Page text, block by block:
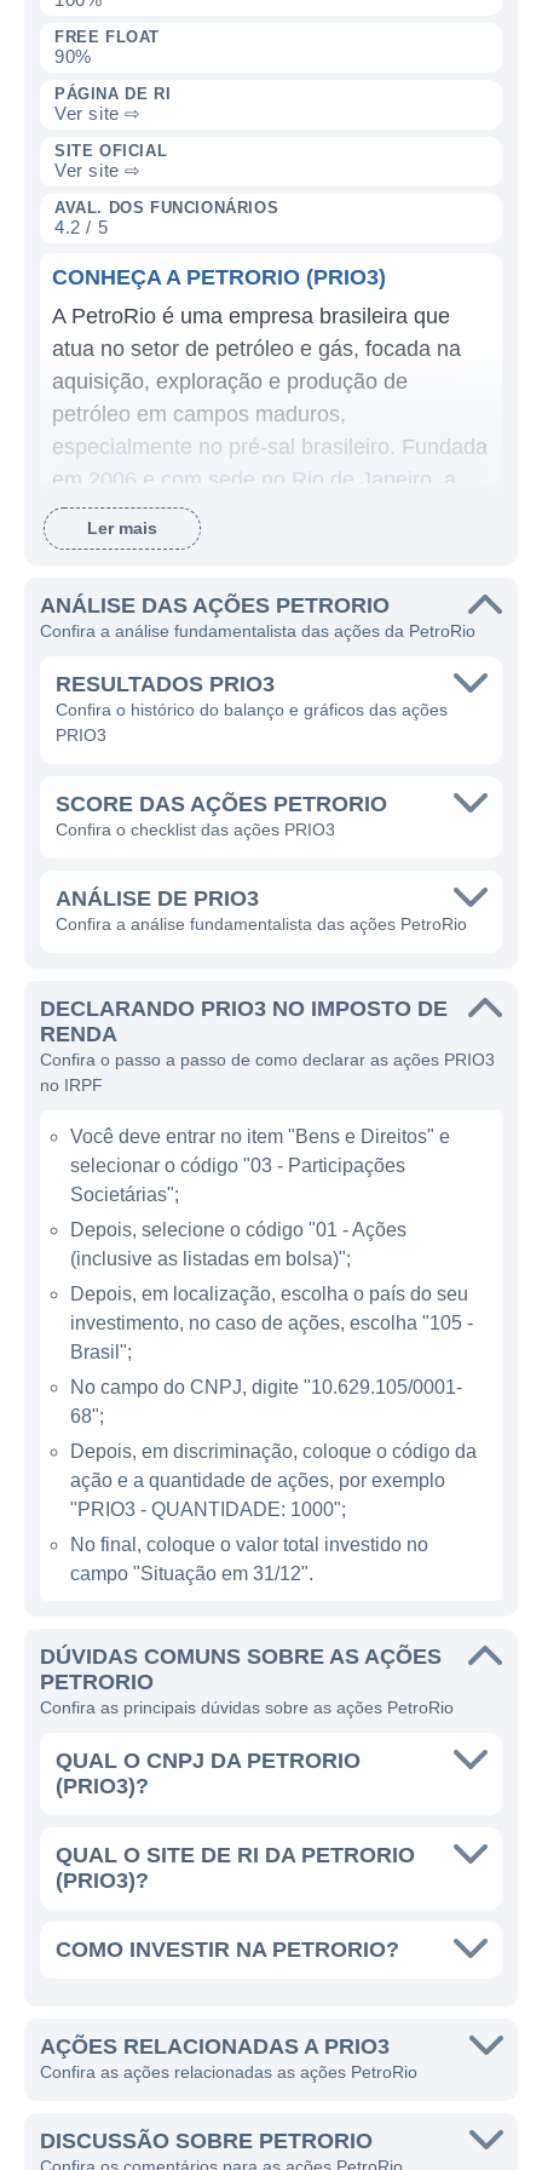
FREE FLOAT
90%
PÁGINA DE RI
Ver site ⇨
SITE OFICIAL
Ver site ⇨
AVAL. DOS FUNCIONÁRIOS
4.2 / 5
CONHEÇA A PETRORIO (PRIO3)
A PetroRio é uma empresa brasileira que
atua no setor de petróleo e gás, focada na
aquisição, exploração e produção de
petróleo em campos maduros,
especialmente no pré-sal brasileiro. Fundada
em 2006 e com sede no Rio de Janeiro, a
companhia se posiciona como uma das
principais operadoras independentes de
principalmente para a revitalização de
campos que já estão em operação, mas que
apresentavam baixa produção devido à falta
de investimentos e inovação tecnológica.
petróleo em seus ativos, implementando
técnicas avançadas de recuperação e
custos de operação. A empresa se destaca
pela combinação de tecnologia e gestão
rentabilidade de seus projetos. Ao longo dos
anos, a PetroRio tem se concentrado na
transformação e revitalização de campos
de valor através de inovações e melhorias
operacionais.
ATUAÇÃO DA PETRORIO
A PetroRio opera principalmente no Brasil,
um país rico em reservas de petróleo e gás,
economia. A empresa possui participações
se em campos localizados em bacias
sedimentares com potencial significativo de
petróleo. Entre seus ativos de produção
estão os campos de Frade e o Polo de
segurança para operar.
O modelo de negócio da PetroRio é
caracterizado pelas seguintes linhas de
atuação:
Produção em campos maduros;
existentes;
Essas ações visam não apenas aumentar a
a sustentabilidade dos negócios e contribuir
para a segurança energética do Brasil. Com
Ler mais
ANÁLISE DAS AÇÕES PETRORIO
Confira a análise fundamentalista das ações da PetroRio
RESULTADOS PRIO3
Confira o histórico do balanço e gráficos das ações
PRIO3
SCORE DAS AÇÕES PETRORIO
Confira o checklist das ações PRIO3
ANÁLISE DE PRIO3
Confira a análise fundamentalista das ações PetroRio
DECLARANDO PRIO3 NO IMPOSTO DE
RENDA
Confira o passo a passo de como declarar as ações PRIO3
no IRPF
Você deve entrar no item "Bens e Direitos" e
selecionar o código "03 - Participações
Societárias";
Depois, selecione o código "01 - Ações
(inclusive as listadas em bolsa)";
Depois, em localização, escolha o país do seu
investimento, no caso de ações, escolha "105 -
Brasil";
No campo do CNPJ, digite "10.629.105/0001-
68";
Depois, em discriminação, coloque o código da
ação e a quantidade de ações, por exemplo
"PRIO3 - QUANTIDADE: 1000";
No final, coloque o valor total investido no
campo "Situação em 31/12".
DÚVIDAS COMUNS SOBRE AS AÇÕES
PETRORIO
Confira as principais dúvidas sobre as ações PetroRio
QUAL O CNPJ DA PETRORIO
(PRIO3)?
QUAL O SITE DE RI DA PETRORIO
(PRIO3)?
COMO INVESTIR NA PETRORIO?
AÇÕES RELACIONADAS A PRIO3
Confira as ações relacionadas as ações PetroRio
DISCUSSÃO SOBRE PETRORIO